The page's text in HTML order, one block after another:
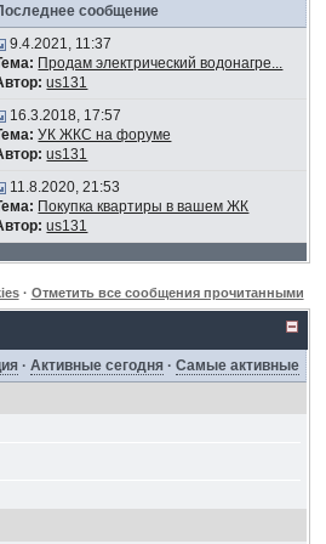
сообщение
9.4.2021, 11:37
Продам электрический водонагре...
us131
16.3.2018, 17:57
УК ЖКС на форуме
us131
11.8.2020, 21:53
Покупка квартиры в вашем ЖК
us131
· Отметить все сообщения прочитанными
·Активные сегодня ·Самые активные